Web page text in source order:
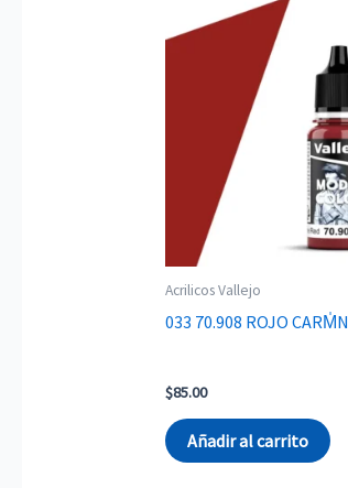
Acrilicos Vallejo
033 70.908 ROJO CARM̍N
$85.00
Añadir al carrito